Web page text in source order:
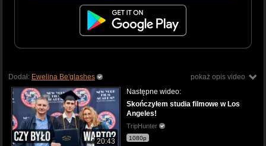
pokaż opis video
Dodał: Ewelina Be'glashes
20:43
Następne wideo:
Skończyłem studia filmowe w Los
Angeles!
TripHunter
1080p